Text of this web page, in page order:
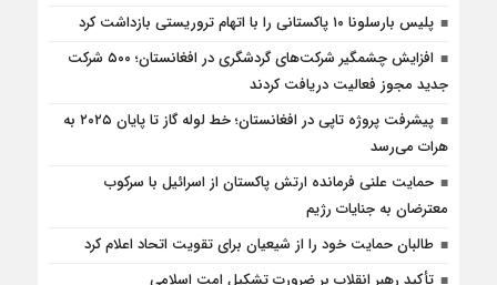
پلیس بارسلونا ۱۰ پاکستانی را با اتهام تروریستی بازداشت کرد
افزایش چشمگیر شرکت‌های گردشگری در افغانستان؛ ۵۰۰ شرکت
جدید مجوز فعالیت دریافت کردند
پیشرفت پروژه تاپی در افغانستان؛ خط لوله گاز تا پایان ۲۰۲۵ به
هرات می‌رسد
حمایت علنی فرمانده ارتش پاکستان از اسرائیل با سرکوب
معترضان به جنایات رژیم
طالبان حمایت خود را از شیعیان برای تقویت اتحاد اعلام کرد
تأکید رهبر انقلاب بر ضرورت تشکیل امت اسلامی